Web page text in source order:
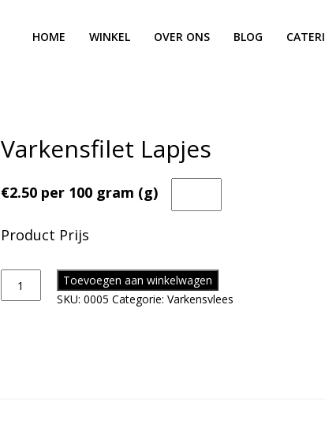
HOME WINKEL OVER ONS BLOG
Varkensfilet Lapjes
€2.50 per 100 gram (g)
Product Prijs
Toevoegen aan winkelwagen
SKU: 0005 Categorie: Varkensvlees